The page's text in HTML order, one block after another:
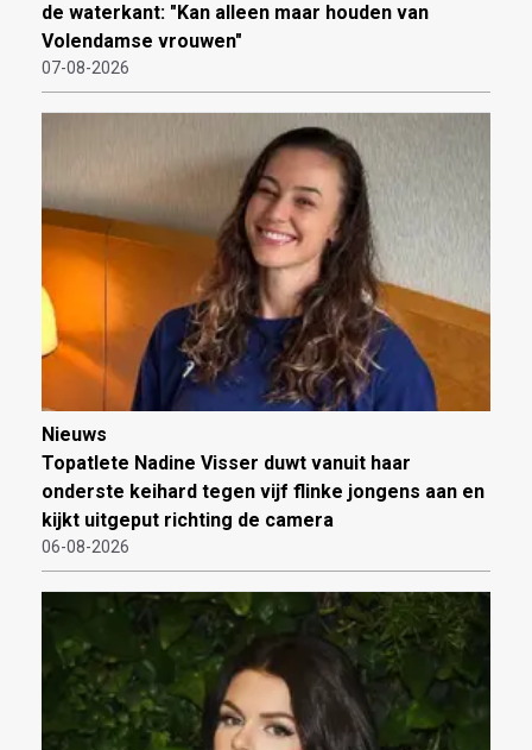
de waterkant: "Kan alleen maar houden van
Volendamse vrouwen"
07-08-2026
Nieuws
Topatlete Nadine Visser duwt vanuit haar
onderste keihard tegen vijf flinke jongens aan en
kijkt uitgeput richting de camera
06-08-2026